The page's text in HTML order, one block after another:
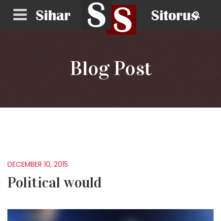
Blog Post
DECEMBER 10, 2015
Political would